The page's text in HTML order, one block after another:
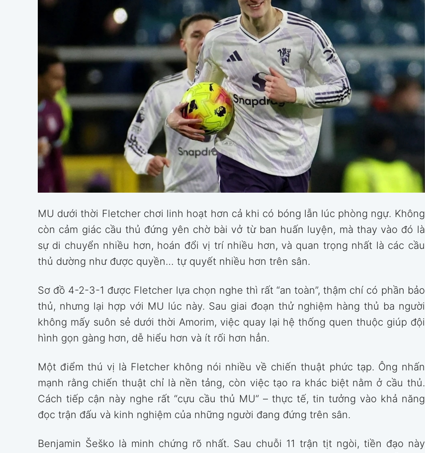
MU dưới thời Fletcher chơi linh hoạt hơn cả khi có bóng lẫn lúc phòng ngự. Không
còn cảm giác cầu thủ đứng yên chờ bài vở từ ban huấn luyện, mà thay vào đó là
sự di chuyển nhiều hơn, hoán đổi vị trí nhiều hơn, và quan trọng nhất là các cầu
thủ dường như được quyền… tự quyết nhiều hơn trên sân.
Sơ đồ 4-2-3-1 được Fletcher lựa chọn nghe thì rất “an toàn”, thậm chí có phần bảo
thủ, nhưng lại hợp với MU lúc này. Sau giai đoạn thử nghiệm hàng thủ ba người
không mấy suôn sẻ dưới thời Amorim, việc quay lại hệ thống quen thuộc giúp đội
hình gọn gàng hơn, dễ hiểu hơn và ít rối hơn hẳn.
Một điểm thú vị là Fletcher không nói nhiều về chiến thuật phức tạp. Ông nhấn
mạnh rằng chiến thuật chỉ là nền tảng, còn việc tạo ra khác biệt nằm ở cầu thủ.
Cách tiếp cận này nghe rất “cựu cầu thủ MU” – thực tế, tin tưởng vào khả năng
đọc trận đấu và kinh nghiệm của những người đang đứng trên sân.
Benjamin Šeško là minh chứng rõ nhất. Sau chuỗi 11 trận tịt ngòi, tiền đạo này